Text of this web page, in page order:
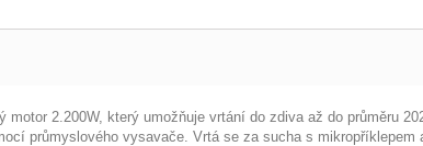
2.200W, který umožňuje vrtání do zdiva až do průměru
průmyslového vysavače. Vrtá se za sucha s mikropříklepem